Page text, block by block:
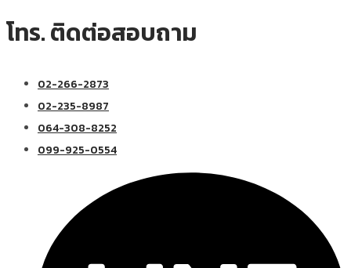
โทร. ติดต่อสอบถาม
02-266-2873
02-235-8987
064-308-8252
099-925-0554